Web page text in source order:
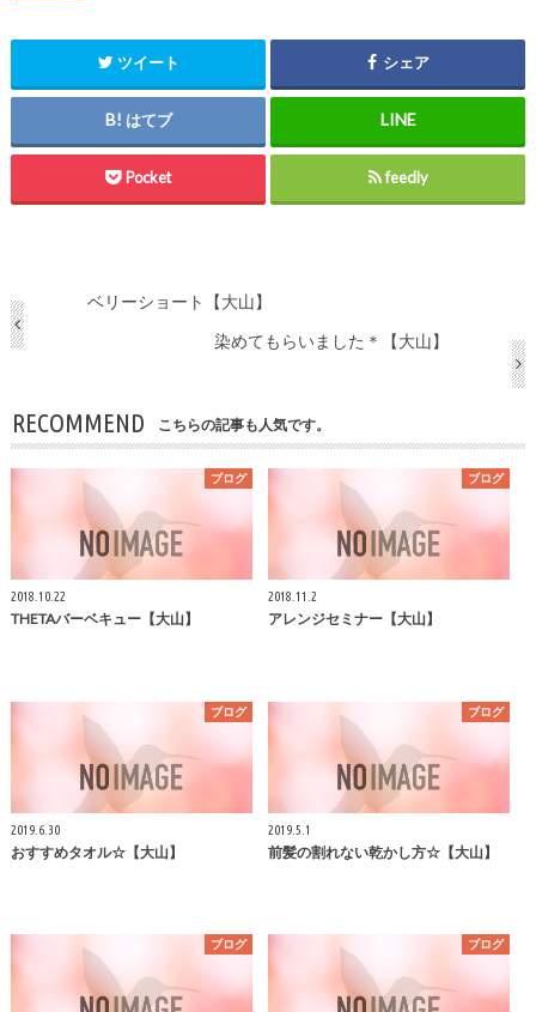
ツイート シェア
はてブ
Pocket feedly
ベリーショート【大山】
染めてもらいました＊【大山】
RECOMMEND こちらの記事も人気です。
ブログ
2018.10.22
THETAバーベキュー【大山】
ブログ
2018.11.2
アレンジセミナー【大山】
ブログ
2019.6.30
おすすめタオル☆【大山】
ブログ
2019.5.1
前髪の割れない乾かし方☆【大山】
ブログ ブログ